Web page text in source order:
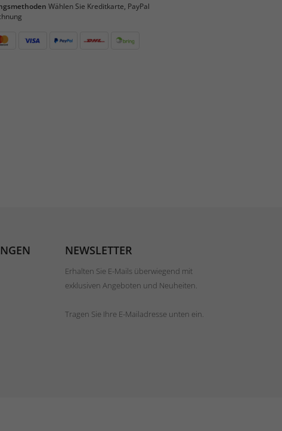
Wählen Sie Kreditkarte, PayPal
NEWSLETTER
Erhalten Sie E-Mails überwiegend mit
exklusiven Angeboten und Neuheiten.
Tragen Sie Ihre E-Mailadresse unten ein.